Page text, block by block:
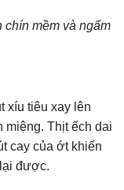
mềm và ngấm
xíu tiêu xay lên
miệng. Thịt ếch dai
cay của ớt khiến
được.